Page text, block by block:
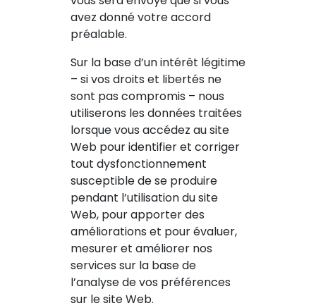
avez donné votre accord
préalable.
Sur la base d’un intérêt légitime
– si vos droits et libertés ne
sont pas compromis – nous
utiliserons les données traitées
lorsque vous accédez au site
Web pour identifier et corriger
tout dysfonctionnement
susceptible de se produire
pendant l’utilisation du site
Web, pour apporter des
améliorations et pour évaluer,
mesurer et améliorer nos
services sur la base de
l’analyse de vos préférences
sur le site Web.